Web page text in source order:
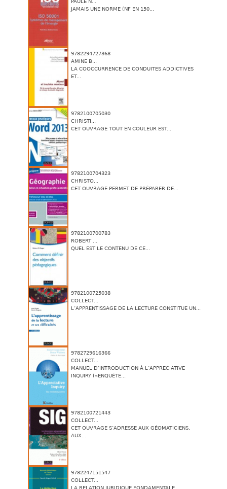
PAULE N...
JAMAIS UNE NORME (NF EN 150...
9782294727368
AMINE B...
LA COOCCURRENCE DE CONDUITES ADDICTIVES
ET...
9782100705030
CHRISTI...
CET OUVRAGE TOUT EN COULEUR EST...
9782100704323
CHRISTO...
CET OUVRAGE PERMET DE PRÉPARER DE...
9782100700783
ROBERT ...
QUEL EST LE CONTENU DE CE...
9782100725038
COLLECT...
L’APPRENTISSAGE DE LA LECTURE CONSTITUE UN...
9782729616366
COLLECT...
MANUEL D’INTRODUCTION À L’APPRECIATIVE
INQUIRY («ENQUÊTE...
9782100721443
COLLECT...
CET OUVRAGE S’ADRESSE AUX GÉOMATICIENS,
AUX...
9782247151547
COLLECT...